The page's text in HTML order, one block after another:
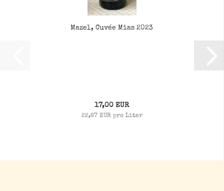
Mazel, Cuvée Mias 2023
17,00 EUR
22,67 EUR pro Liter